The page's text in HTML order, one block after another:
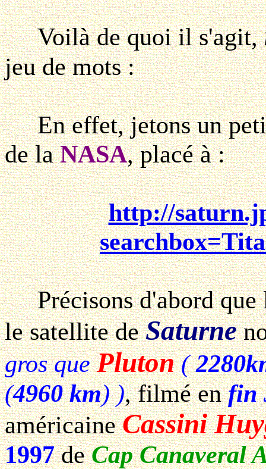
Voilà de quoi il s'agit,
jeu de mots :
En effet, jetons un
de laNASA, placé à :
http://
Précisons d'abord que
le satellite deSaturne
gros quePluton(
(4960 km) ), filmé enfin
américaineCassini
1997deCap Canaveral